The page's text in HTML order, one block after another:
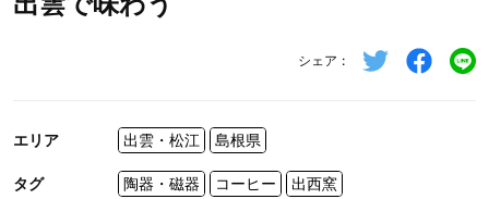
シェア
エリア 出雲・松江 島根県
タグ 陶器・磁器 コーヒー 出西窯